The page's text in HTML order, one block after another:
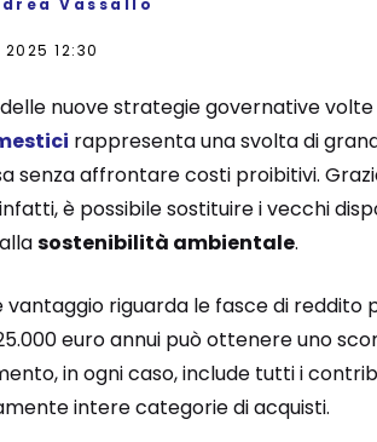
Vassallo
12:30
nuove strategie governative
rappresenta una svolta di
senza affrontare costi proibitivi.
è possibile sostituire i vecchi
sostenibilità ambientale.
vantaggio riguarda le fasce di reddito
euro annui può ottenere uno
in ogni caso, include tutti i
intere categorie di acquisti.